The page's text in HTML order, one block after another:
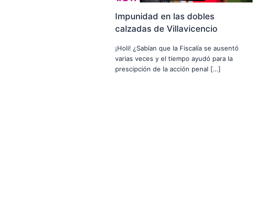
Impunidad en las dobles
calzadas de Villavicencio
¡Holi! ¿Sabían que la Fiscalía se ausentó
varias veces y el tiempo ayudó para la
prescipción de la acción penal […]